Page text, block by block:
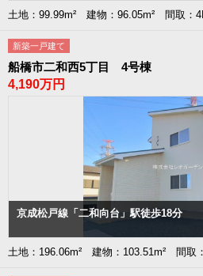
土地：99.99m² 建物：96.05m² 間取：
新築一戸建て
船橋市二和西5丁目 4号棟
4,190万円
京成松戸線「二和向台」駅徒歩18分
土地：196.06m² 建物：103.51m² 間取